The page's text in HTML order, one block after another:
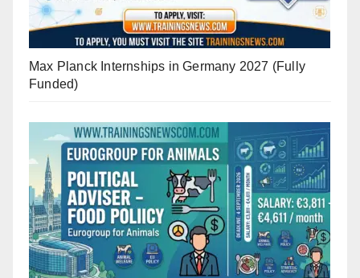
Max Planck Internships in Germany 2027 (Fully
Funded)